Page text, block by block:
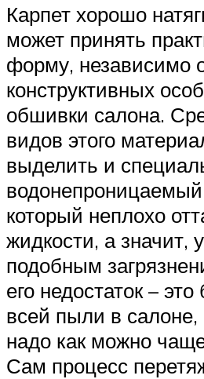
Карпет хорошо
может принять
форму, независимо
конструктивных
обшивки салона.
видов этого
выделить и
водонепроницаемый
который неплохо
жидкости, а значит,
подобным
его недостаток –
всей пыли в салоне,
надо как можно
Сам процесс